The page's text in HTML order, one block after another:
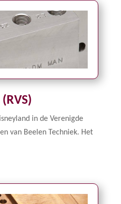
in de Verenigde
van Beelen Techniek. Het